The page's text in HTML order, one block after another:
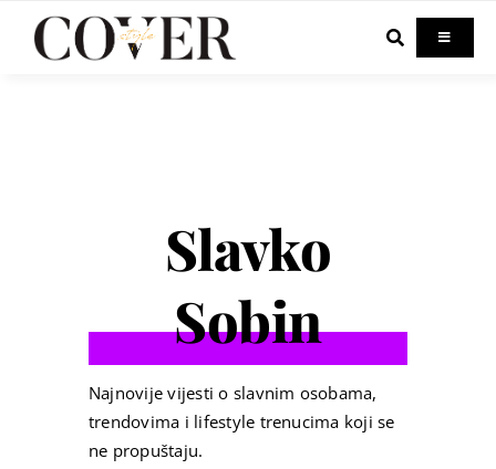
Toggle
Out & About
Slavko
Sobin
Najnovije vijesti o slavnim osobama,
trendovima i lifestyle trenucima koji se
ne propuštaju.